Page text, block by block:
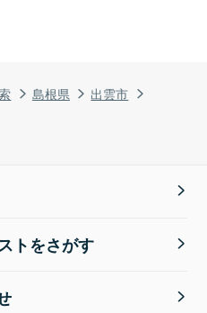
島根県
出雲市
トをさがす